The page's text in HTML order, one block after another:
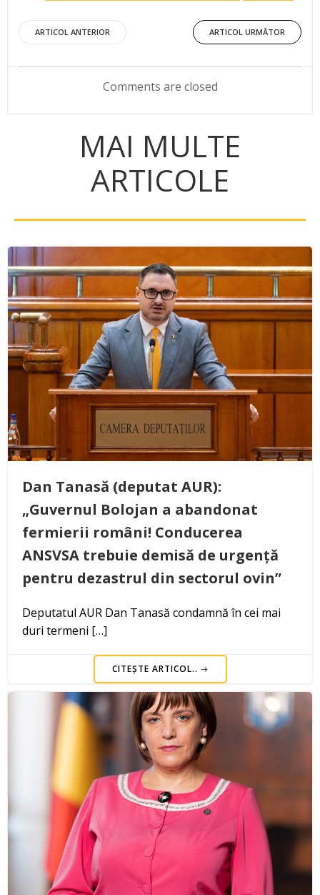
Post
navigation
ARTICOL ANTERIOR
Post
navigation
ARTICOL URMĂTOR
Comments are closed
MAI MULTE
ARTICOLE
Dan Tanasă (deputat AUR):
„Guvernul Bolojan a abandonat
fermierii români! Conducerea
ANSVSA trebuie demisă de urgență
pentru dezastrul din sectorul ovin”
Deputatul AUR Dan Tanasă condamnă în cei mai
duri termeni […]
CITEȘTE ARTICOL..